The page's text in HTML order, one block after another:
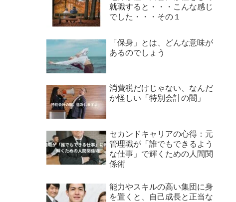
就職すると・・・こんな感じ
でした・・・その１
「保身」とは、どんな意味が
あるのでしょう
消費税だけじゃない、なんだ
か怪しい「特別会計の闇」
セカンドキャリアの心得：元
管理職が「誰でもできるよう
な仕事」で輝くための人間関
係術
能力やスキルの高い集団に身
を置くと、自己成長と正当な